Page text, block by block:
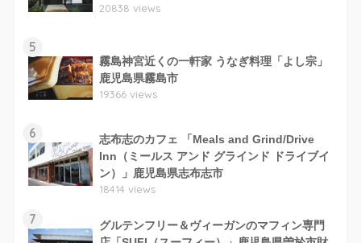
20838 views
5
霧島神宮近くの一軒家 うなぎ料理「よし宗」
鹿児島県霧島市
19366 views
6
志布志のカフェ 「Meals and Grind/Drive
Inn（ミールス アンド グラインド ドライブイ
ン）」鹿児島県志布志市
18414 views
7
グルテンフリー＆ヴィーガンのマフィン専門